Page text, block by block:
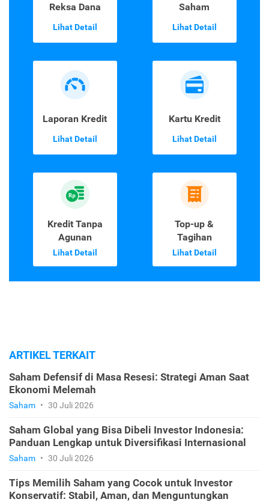
Reksa Dana
Lihat Detail
Saham
Lihat Detail
Laporan Kredit
Lihat Detail
Kartu Kredit
Lihat Detail
Kredit Tanpa
Agunan
Lihat Detail
Top-up &
Tagihan
Lihat Detail
ARTIKEL TERKAIT
Saham Defensif di Masa Resesi: Strategi Aman Saat
Ekonomi Melemah
Saham • 30 Juli 2026
Saham Global yang Bisa Dibeli Investor Indonesia:
Panduan Lengkap untuk Diversifikasi Internasional
Saham • 30 Juli 2026
Tips Memilih Saham yang Cocok untuk Investor
Konservatif: Stabil, Aman, dan Menguntungkan